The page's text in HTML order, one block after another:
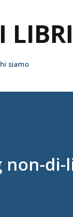
siamo
non-